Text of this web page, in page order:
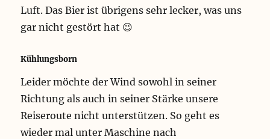
Luft. Das Bier ist übrigens sehr lecker, was uns
gar nicht gestört hat 😉
Kühlungsborn
Leider möchte der Wind sowohl in seiner
Richtung als auch in seiner Stärke unsere
Reiseroute nicht unterstützen. So geht es
wieder mal unter Maschine nach